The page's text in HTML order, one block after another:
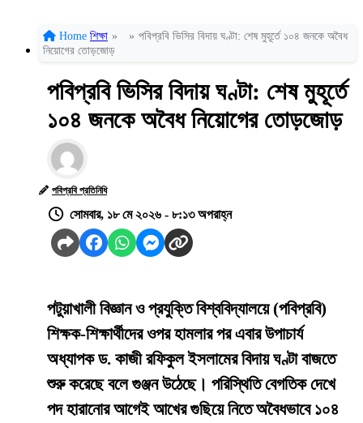
Home শিক্ষা » » পবিপ্রবি ভিসির বিদায় ঘণ্টা: শেষ মুহূর্তে ১০৪ জনকে অবৈধ
নিয়োগের তোড়জোড়
পবিপ্রবি ভিসির বিদায় ঘণ্টা: শেষ মুহূর্তে
১০৪ জনকে অবৈধ নিয়োগের তোড়জোড়
পবিপ্রবি প্রতিনিধি
সোমবার, ১৮ মে ২০২৬ - ৮:১৩ অপরাহ্ন
পটুয়াখালী বিজ্ঞান ও প্রযুক্তি বিশ্ববিদ্যালয়ে (পবিপ্রবি)
শিক্ষক-শিক্ষার্থীদের ওপর হামলার পর এবার উপাচার্য
অধ্যাপক ড. কাজী রফিকুল ইসলামের বিদায় ঘণ্টা বাজতে
শুরু করেছে বলে গুঞ্জন উঠেছে। পরিস্থিতি বেগতিক দেখে
পদ হারানোর আগেই আখের গুছিয়ে নিতে অবৈধভাবে ১০৪